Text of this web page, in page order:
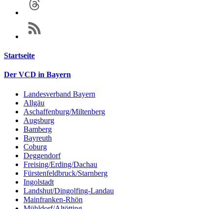
Startseite
Der VCD in Bayern
Landesverband Bayern
Allgäu
Aschaffenburg/Miltenberg
Augsburg
Bamberg
Bayreuth
Coburg
Deggendorf
Freising/Erding/Dachau
Fürstenfeldbruck/Starnberg
Ingolstadt
Landshut/Dingolfing-Landau
Mainfranken-Rhön